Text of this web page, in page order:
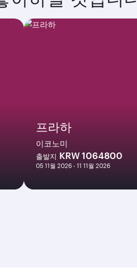
이코노미
출발지 KRW 1064800
05 11월 2026 - 11 11월 2026